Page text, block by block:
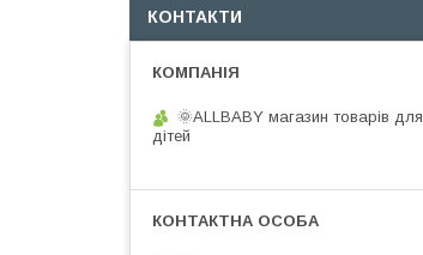
КОНТАКТИ
🌞ALLBABY магазин товарів для
дітей